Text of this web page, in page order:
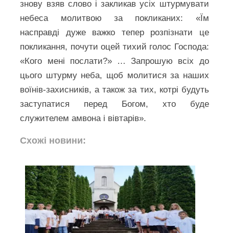
знову взяв слово і закликав усіх штурмувати
небеса молитвою за покликаних: «Їм
насправді дуже важко тепер розпізнати це
покликання, почути оцей тихий голос Господа:
«Кого мені послати?» … Запрошую всіх до
цього штурму неба, щоб молитися за наших
воїнів-захисників, а також за тих, котрі будуть
заступатися перед Богом, хто буде
служителем амвона і вівтарів».
Схожі новини: